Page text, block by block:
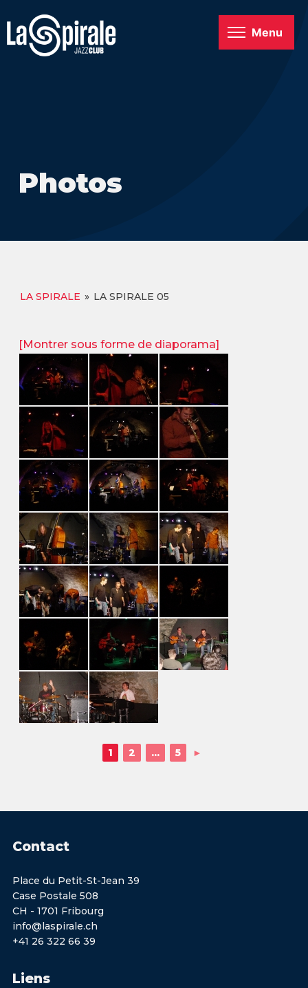
Menu
Photos
LA SPIRALE » LA SPIRALE 05
[Montrer sous forme de diaporama]
1 2 ... 5 ►
Contact
Place du Petit-St-Jean 39
Case Postale 508
CH - 1701 Fribourg
info@laspirale.ch
+41 26 322 66 39
Liens